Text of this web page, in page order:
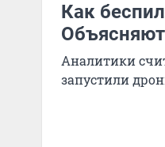
Как
Аналитики
запустили